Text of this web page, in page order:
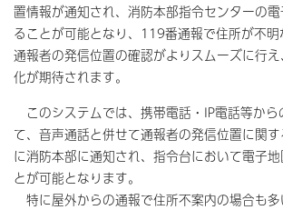
置情報が通知され、消防本部指令センターの
ることが可能となり、119番通報で住所が不明
通報者の発信位置の確認がよりスムーズに行
化が期待されます。
このシステムでは、携帯電話・IP電話等か
て、音声通話と併せて通報者の発信位置に関
に消防本部に通知され、指令台において電子
とが可能となります。
特に屋外からの通報で住所不案内の場合も